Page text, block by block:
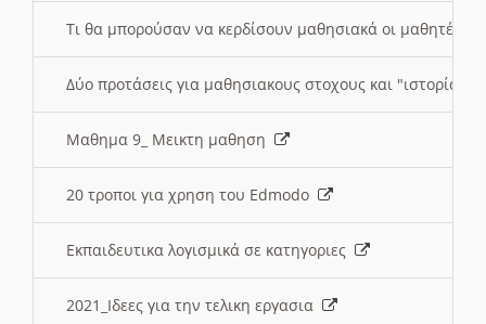
Τι θα μπορούσαν να κερδίσουν μαθησιακά οι μαθητές/
Δύο προτάσεις για μαθησιακους στοχους και "ιστορία"
Μαθημα 9_ Μεικτη μαθηση
20 τροποι για χρηση του Edmodo
Εκπαιδευτικα λογισμικά σε κατηγοριες
2021_Ιδεες για την τελικη εργασια